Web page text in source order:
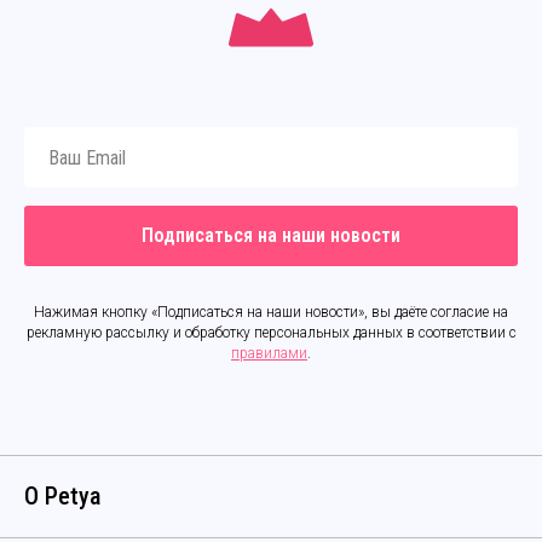
Подписаться на наши новости
Нажимая кнопку «Подписаться на наши новости», вы даёте согласие на
рекламную рассылку и обработку персональных данных в соответствии с
правилами.
О Petya